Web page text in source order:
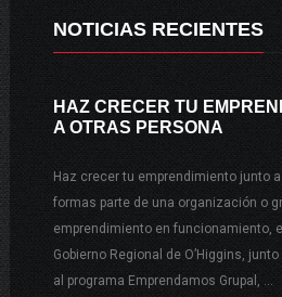
NOTICIAS RECIENTES
HAZ CRECER TU
A OTRAS PERSONA
Haz crecer tu emprendimiento junto
formas parte de una organización o
emprendimiento en funcionamiento,
Gobierno Regional de O’Higgins,
al programa Emprendamos Grupal, …